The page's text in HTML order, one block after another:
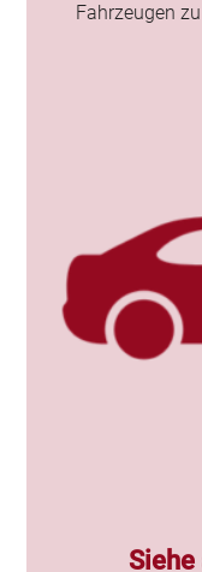
Fahrzeugen
Siehe